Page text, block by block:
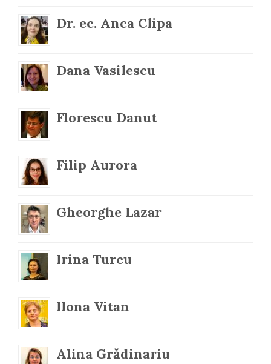
Dr. ec. Anca Clipa
Dana Vasilescu
Florescu Danut
Filip Aurora
Gheorghe Lazar
Irina Turcu
Ilona Vitan
Alina Grădinariu